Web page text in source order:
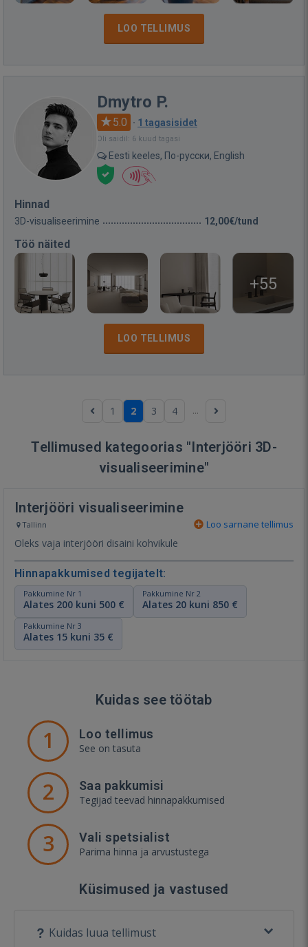
LOO TELLIMUS
Dmytro P.
5.0 · 1 tagasisidet
Oli saidil: 6 kuud tagasi
Eesti keeles, По-русски, English
Hinnad
3D-visualiseerimine 12,00€/tund
Töö näited
+55
LOO TELLIMUS
1 2 3 4 ...
Tellimused kategoorias "Interjööri 3D-
visualiseerimine"
Interjööri visualiseerimine
Tallinn Loo sarnane tellimus
Oleks vaja interjööri disaini kohvikule
Hinnapakkumised tegijatelt:
Pakkumine Nr 1
Alates 200 kuni 500 €
Pakkumine Nr 2
Alates 20 kuni 850 €
Pakkumine Nr 3
Alates 15 kuni 35 €
Kuidas see töötab
1 Loo tellimus
See on tasuta
2 Saa pakkumisi
Tegijad teevad hinnapakkumised
3 Vali spetsialist
Parima hinna ja arvustustega
Küsimused ja vastused
Kuidas luua tellimust